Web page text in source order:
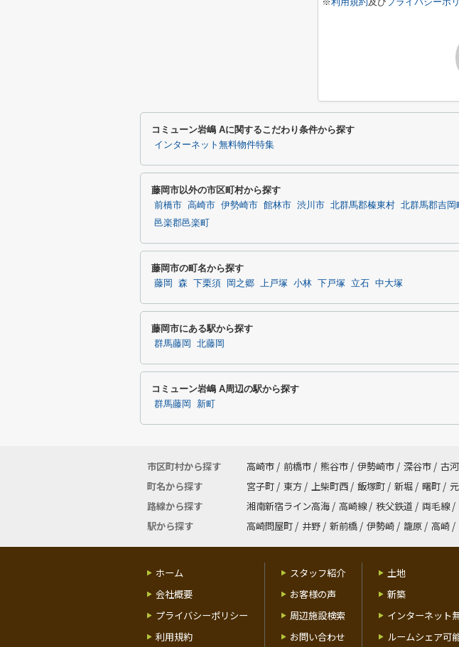
コミューン岩嶋 Aに関するこだわり条件から探す
インターネット無料物件特集
藤岡市以外の市区町村から探す
前橋市 高崎市 伊勢崎市 館林市 渋川市 北群馬郡榛東村 北群馬郡吉岡
邑楽郡邑楽町
藤岡市の町名から探す
藤岡 森 下栗須 岡之郷 上戸塚 小林 下戸塚 立石 中大塚
藤岡市にある駅から探す
群馬藤岡 北藤岡
コミューン岩嶋 A周辺の駅から探す
群馬藤岡 新町
市区町村から探す 高崎市 / 前橋市 / 熊谷市 / 伊勢崎市 / 深谷市 / 古
町名から探す
宮子町 / 東方 / 上柴町西 / 飯塚町 / 新堀 / 曙町 /
路線から探す
湘南新宿ライン高海 / 高崎線 / 秩父鉄道 / 両毛線 /
駅から探す
高崎問屋町 / 井野 / 新前橋 / 伊勢崎 / 籠原 / 高崎 /
ホーム
会社概要
プライバシーポリシー
利用規約
スタッフ紹介
お客様の声
周辺施設検索
お問い合わせ
土地
新築
インターネット
ルームシェア可